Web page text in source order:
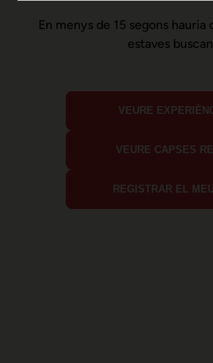
En menys de 15 segons
estaves
VEURE
VEURE CAPSES
REGISTRAR EL